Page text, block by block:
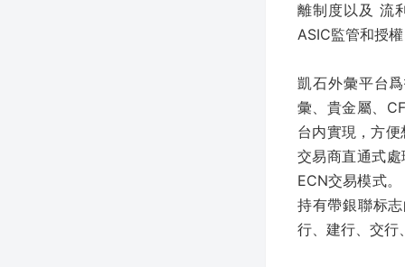
離制度以及 流
ASIC監管和授
凱石外彙平台
彙、貴金屬、
台内實現，方
交易商直通式
ECN交易模式
持有帶銀聯标
行、建行、交行